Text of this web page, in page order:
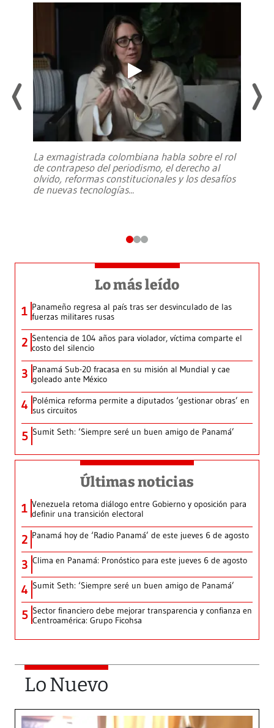
La exmagistrada colombiana habla sobre el rol
de contrapeso del periodismo, el derecho al
olvido, reformas constitucionales y los desafíos
de nuevas tecnologías...
Lo más leído
1 Panameño regresa al país tras ser desvinculado de las
fuerzas militares rusas
2 Sentencia de 104 años para violador, víctima comparte el
costo del silencio
3 Panamá Sub-20 fracasa en su misión al Mundial y cae
goleado ante México
4 Polémica reforma permite a diputados ‘gestionar obras’ en
sus circuitos
5 Sumit Seth: ‘Siempre seré un buen amigo de Panamá’
Últimas noticias
1 Venezuela retoma diálogo entre Gobierno y oposición para
definir una transición electoral
2 Panamá hoy de ‘Radio Panamá’ de este jueves 6 de agosto
3 Clima en Panamá: Pronóstico para este jueves 6 de agosto
4 Sumit Seth: ‘Siempre seré un buen amigo de Panamá’
5 Sector financiero debe mejorar transparencia y confianza en
Centroamérica: Grupo Ficohsa
Lo Nuevo